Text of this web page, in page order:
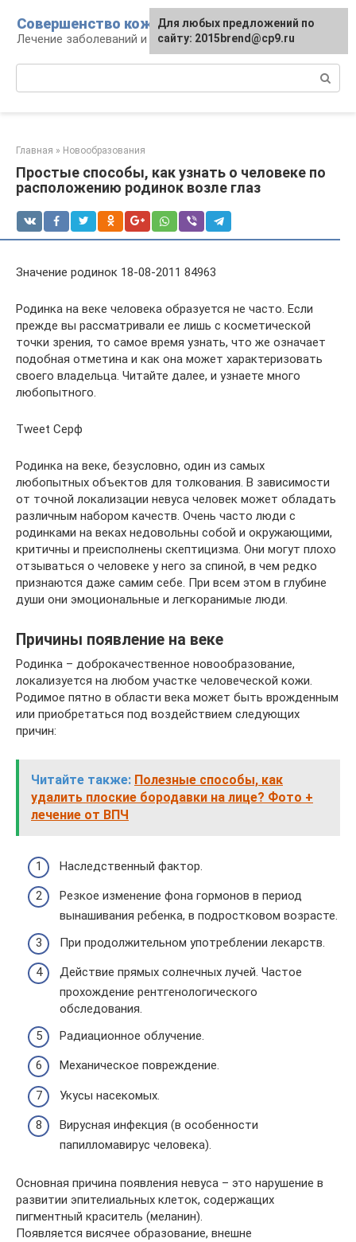
контенту
Совершенство кожи
Лечение заболеваний и уход за кожей
Главная » Новообразования
Простые способы, как узнать о человеке по
расположению родинок возле глаз
Значение родинок 18-08-2011 84963
Родинка на веке человека образуется не часто. Если
прежде вы рассматривали ее лишь с косметической
точки зрения, то самое время узнать, что же означает
подобная отметина и как она может характеризовать
своего владельца. Читайте далее, и узнаете много
любопытного.
Tweet Серф
Родинка на веке, безусловно, один из самых
любопытных объектов для толкования. В зависимости
от точной локализации невуса человек может обладать
различным набором качеств. Очень часто люди с
родинками на веках недовольны собой и окружающими,
критичны и преисполнены скептицизма. Они могут плохо
отзываться о человеке у него за спиной, в чем редко
признаются даже самим себе. При всем этом в глубине
души они эмоциональные и легкоранимые люди.
Причины появление на веке
Родинка – доброкачественное новообразование,
локализуется на любом участке человеческой кожи.
Родимое пятно в области века может быть врожденным
или приобретаться под воздействием следующих
причин:
Читайте также: Полезные способы, как
удалить плоские бородавки на лице? Фото +
лечение от ВПЧ
Наследственный фактор.
Резкое изменение фона гормонов в период
вынашивания ребенка, в подростковом возрасте.
При продолжительном употреблении лекарств.
Действие прямых солнечных лучей. Частое
прохождение рентгенологического
обследования.
Радиационное облучение.
Механическое повреждение.
Укусы насекомых.
Вирусная инфекция (в особенности
папилломавирус человека).
Основная причина появления невуса – это нарушение в
развитии эпителиальных клеток, содержащих
пигментный краситель (меланин).
Появляется висячее образование, внешне
Для любых предложений по
сайту: 2015brend@cp9.ru